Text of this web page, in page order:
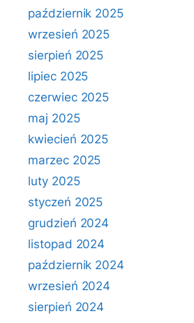
październik 2025
wrzesień 2025
sierpień 2025
lipiec 2025
czerwiec 2025
maj 2025
kwiecień 2025
marzec 2025
luty 2025
styczeń 2025
grudzień 2024
listopad 2024
październik 2024
wrzesień 2024
sierpień 2024